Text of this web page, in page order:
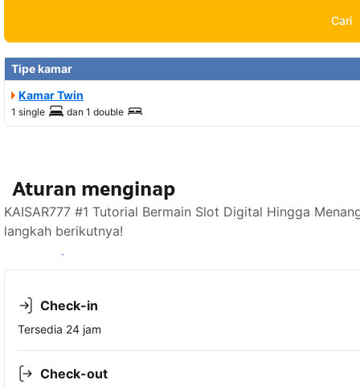
Cari
Tipe kamar
Kamar Twin
1 single dan 1 double
Aturan menginap
KAISAR777 #1 Tutorial Bermain Slot Digital Hingga
langkah berikutnya!
Lihat ketersediaan
Check-in
Tersedia 24 jam
Check-out